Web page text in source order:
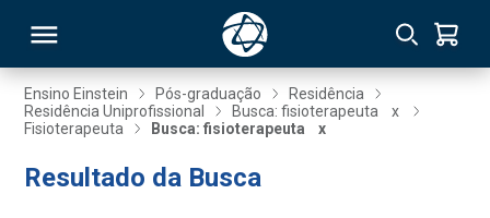
Ensino Einstein Pós-graduação
Residência
Residência Uniprofissional
Busca: fisioterapeuta
x
Fisioterapeuta
Busca: fisioterapeuta x
Resultado da Busca